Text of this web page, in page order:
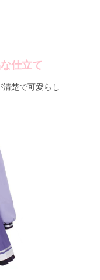
仕立て
楚で可愛らし